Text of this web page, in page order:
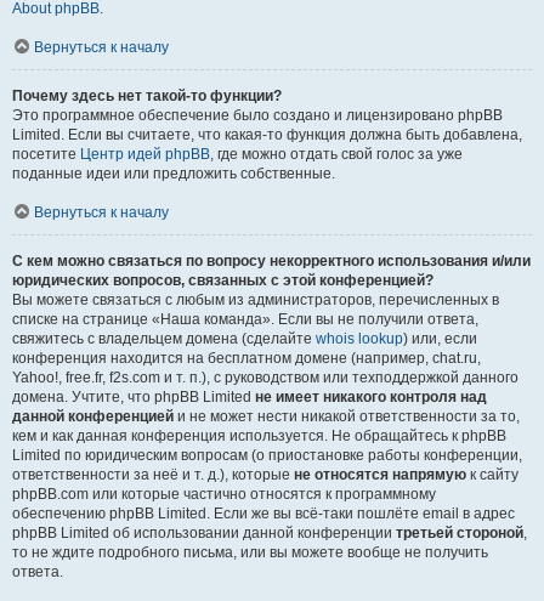
About phpBB.
Вернуться к началу
Почему здесь нет такой-то функции?
Это программное обеспечение было создано и лицензировано phpBB
Limited. Если вы считаете, что какая-то функция должна быть добавлена,
посетите Центр идей phpBB, где можно отдать свой голос за уже
поданные идеи или предложить собственные.
Вернуться к началу
С кем можно связаться по вопросу некорректного использования и/или
юридических вопросов, связанных с этой конференцией?
Вы можете связаться с любым из администраторов, перечисленных в
списке на странице «Наша команда». Если вы не получили ответа,
свяжитесь с владельцем домена (сделайте whois lookup) или, если
конференция находится на бесплатном домене (например, chat.ru,
Yahoo!, free.fr, f2s.com и т. п.), с руководством или техподдержкой данного
домена. Учтите, что phpBB Limited не имеет никакого контроля над
данной конференцией и не может нести никакой ответственности за то,
кем и как данная конференция используется. Не обращайтесь к phpBB
Limited по юридическим вопросам (о приостановке работы конференции,
ответственности за неё и т. д.), которые не относятся напрямую к сайту
phpBB.com или которые частично относятся к программному
обеспечению phpBB Limited. Если же вы всё-таки пошлёте email в адрес
phpBB Limited об использовании данной конференции третьей стороной,
то не ждите подробного письма, или вы можете вообще не получить
ответа.